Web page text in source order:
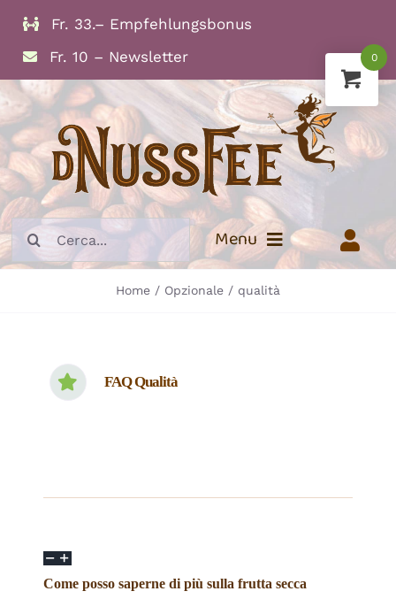
Skip
content
Fr. 33.– Empfehlungsbonus
Fr. 10 – Newsletter
Search
for:
Menu
Info
Home Opzionale qualità
FAQ Qualità
Come posso saperne di più sulla frutta secca
0